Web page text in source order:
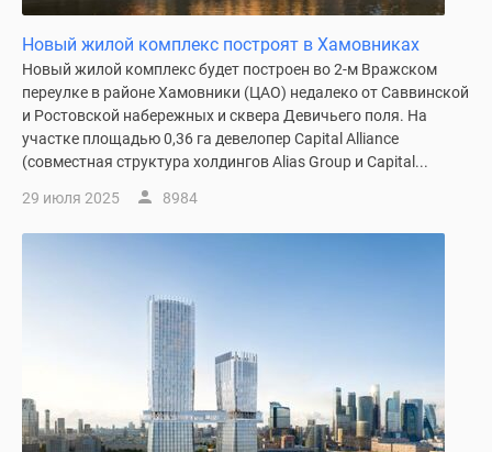
Новости
недвижимости
Мнение
эксперта
Аналитика
рынка
Покупателю
Экспертиза
новостроек
Реклама
Новый жилой комплекс построят в Хамовниках
Новый жилой комплекс будет построен во 2-м Вражском
переулке в районе Хамовники (ЦАО) недалеко от Саввинской
и Ростовской набережных и сквера Девичьего поля. На
участке площадью 0,36 га девелопер Capital Alliance
(совместная структура холдингов Alias Group и Capital...
29 июля 2025 8984